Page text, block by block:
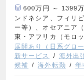
600万円 ～ 1399万
ンドネシア、フィリ
ー等）、オセアニア
東・アフリカ（モロ
展開あり（日系グロ
新サービス
海外出
候補
海外転勤 年